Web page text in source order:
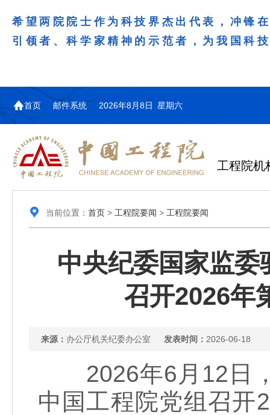
希望两院院士作为科技界杰出代表，冲锋
引领者、科学家精神的示范者，为我国科
首页 邮件系统 2026年8月8日 星期六
工程院机
当前位置： 首页> 工程院要闻 > 工程院要闻
中央纪委国家监
召开2026年
来源： 办公厅机关纪委办公室 发表时间： 2026-06-18
2026年6月12日，
中国工程院党组召开